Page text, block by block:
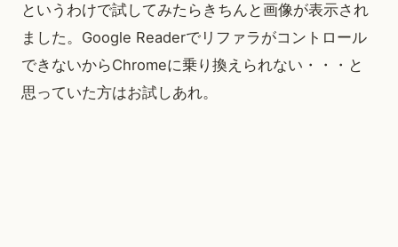
というわけで試してみたらきちんと画像が表示され
ました。Google Readerでリファラがコントロール
できないからChromeに乗り換えられない・・・と
思っていた方はお試しあれ。